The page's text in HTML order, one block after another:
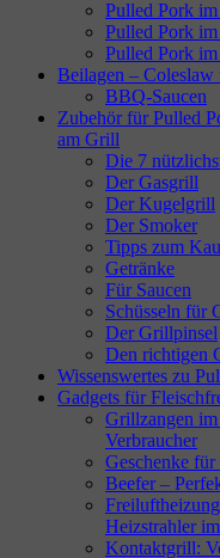
Pulled Pork
Pulled Pork
Pulled Pork
Beilagen – Coleslaw
BBQ-Saucen
Zubehör für Pulled
am Grill
Die 7
Der Gasgrill
Der Kugelgrill
Der Smoker
Tipps zum
Getränke
Für Saucen
Schüsseln für
Der Grillpinsel
Den richtigen
Wissenswertes zu
Gadgets für
Grillzangen im
Verbraucher
Geschenke
Beefer –
Heizstrahler
Kontaktgrill: